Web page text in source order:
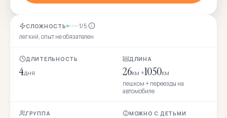
СЛОЖНОСТЬ 1/5
легкий, опыт не обязателен
ДЛИТЕЛЬНОСТЬ
4дня
ДЛИНА
26км +1050км
пешком + переезды на
автомобиле
ГРУППА МОЖНО С ДЕТЬМИ